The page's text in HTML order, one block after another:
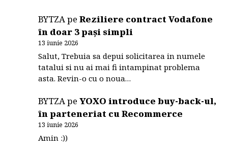
BYTZApeReziliere contract Vodafone
în doar 3 pași simpli
13 iunie 2026
Salut, Trebuia sa depui solicitarea in numele
tatalui si nu ai mai fi intampinat problema
asta. Revin-o cu o noua…
BYTZApeYOXO introduce buy-back-ul,
în parteneriat cu Recommerce
13 iunie 2026
Amin :))